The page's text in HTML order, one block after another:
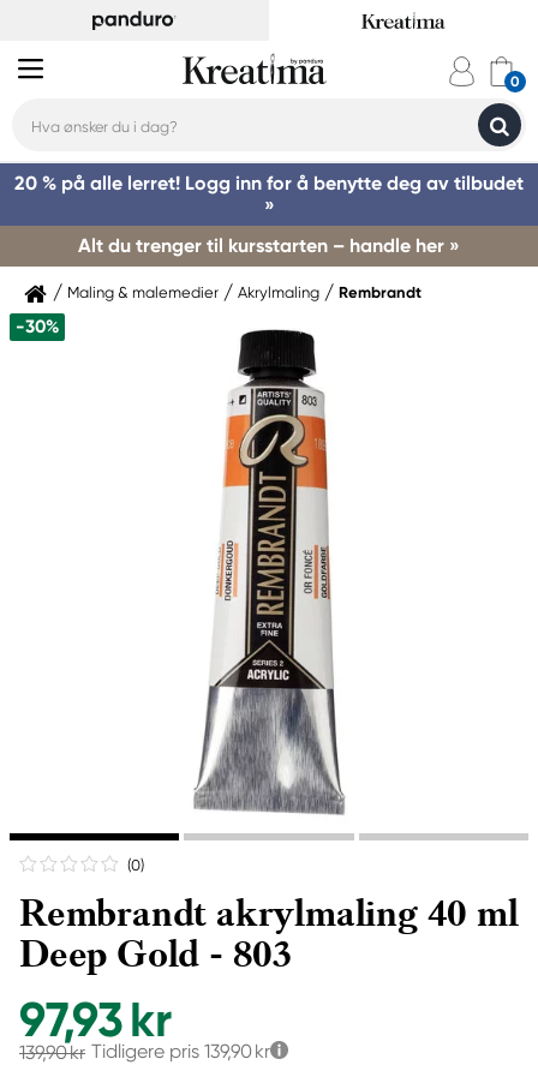
20 % på alle lerret! Logg inn for å benytte deg av tilbudet
»
Alt du trenger til kursstarten – handle her »
Maling & malemedier Akrylmaling Rembrandt
-30%
(0)
Rembrandt akrylmaling 40 ml
Deep Gold - 803
97,93 kr
139,90 kr Tidligere pris 139,90 kr